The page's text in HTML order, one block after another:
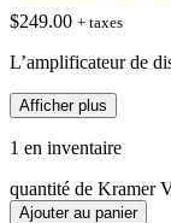
$249.00 + taxes
L’amplificateur de
Afficher plus
1 en inventaire
quantité de Kramer
Ajouter au panier